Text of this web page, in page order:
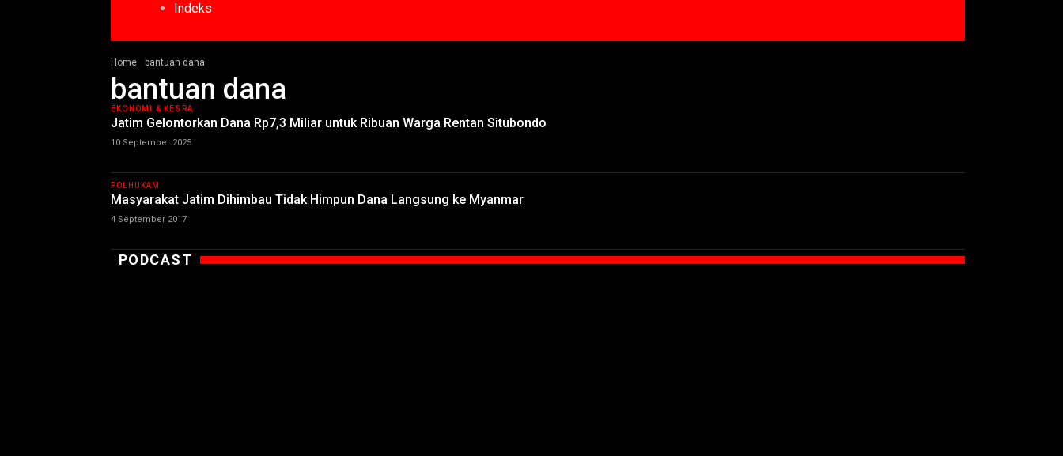
Indeks
Home bantuan dana
bantuan dana
EKONOMI & KESRA
Jatim Gelontorkan Dana Rp7,3 Miliar untuk Ribuan Warga Rentan Situbondo
10 September 2025
POLHUKAM
Masyarakat Jatim Dihimbau Tidak Himpun Dana Langsung ke Myanmar
4 September 2017
PODCAST